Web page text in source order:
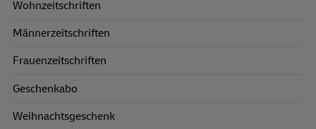
Wohnzeitschriften
Männerzeitschriften
Frauenzeitschriften
Geschenkabo
Weihnachtsgeschenk